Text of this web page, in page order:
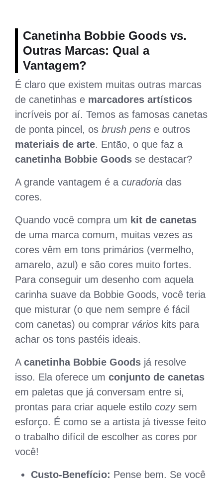
Canetinha Bobbie Goods vs.
Outras Marcas: Qual a
Vantagem?
É claro que existem muitas outras marcas
de canetinhas e marcadores artísticos
incríveis por aí. Temos as famosas canetas
de ponta pincel, os brush pens e outros
materiais de arte. Então, o que faz a
canetinha Bobbie Goods se destacar?
A grande vantagem é a curadoria das
cores.
Quando você compra um kit de canetas
de uma marca comum, muitas vezes as
cores vêm em tons primários (vermelho,
amarelo, azul) e são cores muito fortes.
Para conseguir um desenho com aquela
carinha suave da Bobbie Goods, você teria
que misturar (o que nem sempre é fácil
com canetas) ou comprar vários kits para
achar os tons pastéis ideais.
A canetinha Bobbie Goods já resolve
isso. Ela oferece um conjunto de canetas
em paletas que já conversam entre si,
prontas para criar aquele estilo cozysem
esforço. É como se a artista já tivesse feito
o trabalho difícil de escolher as cores por
você!
Custo-Benefício: Pense bem. Se você